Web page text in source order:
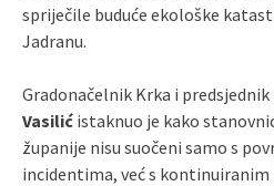
spriječile buduće ekološke
Jadranu.
Gradonačelnik Krka i predsjednik
Vasilić istaknuo je kako
županije nisu suočeni samo s
incidentima, već s